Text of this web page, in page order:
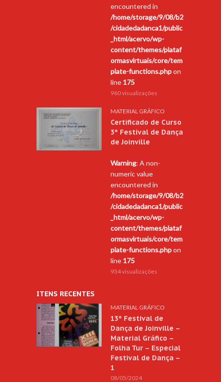
encountered in
/home/storage/9/08/b2
/cidadedadanca1/public
_html/acervo/wp-
content/themes/plataf
ormasvirtuais/core/tem
plate-functions.phpon
line 175
960 visualizações
MATERIAL GRÁFICO
Certificado de Curso
3º Festival de Dança
de Joinville
Warning: A non-
numeric value
encountered in
/home/storage/9/08/b2
/cidadedadanca1/public
_html/acervo/wp-
content/themes/plataf
ormasvirtuais/core/tem
plate-functions.phpon
line 175
934 visualizações
ITENS RECENTES
MATERIAL GRÁFICO
13º Festival de
Dança de Joinville –
Material Gráfico –
Folha Tur – Especial
Festival de Dança –
1
08/05/2024